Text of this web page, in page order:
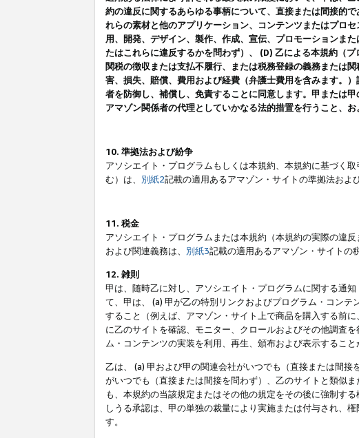
約の違反に関するあらゆる事柄について、直接または間接的
れらの素材と他のアプリケーション、コンテンツまたはプロ
用、開発、デザイン、製作、作成、宣伝、プロモーションま
たはこれらに違反するかを問わず）、 (D) 乙による本規約（
関税の徴収または支払不履行、または税務登録の義務または
害、損失、賠償、費用および経費（弁護士費用を含みます。
者を防御し、補償し、免責することに同意します。甲または
アマゾン関係者の代理としていかなる法的措置を行うこと、
10. 準拠法および紛争
アソシエイト・プログラムもしくは本規約、本規約に基づく
む）は、 別紙2記載の適用あるアマゾン・サイトの準拠法およ
11. 税金
アソシエイト・プログラムまたは本規約（本規約の実際の違
および関連義務は、 別紙3記載の適用あるアマゾン・サイトの
12. 雑則
甲は、随時乙に対し、アソシエイト・プログラムに関する通
て、甲は、 (a) 甲が乙の特別リンクおよびプログラム・コン
すること（例えば、アマゾン・サイト上で商品を購入する前
に乙のサイトを確認、モニター、クロールおよびその他調査
ム・コンテンツの実装を利用、再生、頒布および表示するこ
乙は、 (a) 甲および甲の関連会社がいつでも（直接または間
がいつでも（直接または間接を問わず）、乙のサイトと類似
も、本規約の当該規定またはその他の規定をその後に強制す
しうる承認は、甲の単独の裁量により実施または付与され、
す。